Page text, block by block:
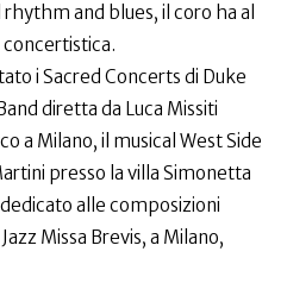
and blues, il coro ha al
concertistica.
i Sacred Concerts di Duke
diretta da Luca Missiti
a Milano, il musical West Side
presso la villa Simonetta
alle composizioni
Missa Brevis, a Milano,